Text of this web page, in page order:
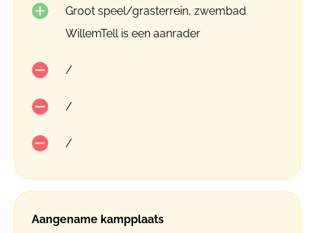
Groot speel/grasterrein, zwembad
WillemTell is een aanrader
/
/
/
Aangename kampplaats